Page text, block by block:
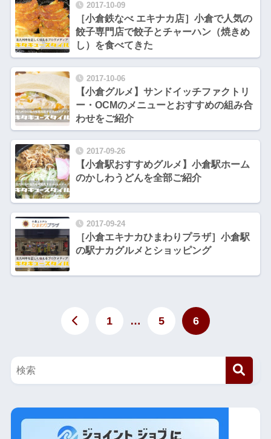
2017-10-09
［小倉鉄なべ エキナカ店］小倉で人気の
餃子専門店で餃子とチャーハン（焼きめ
し）を食べてきた
2017-10-06
【小倉グルメ】サンドイッチファクトリ
ー・OCMのメニューとおすすめの組み合
わせをご紹介
2017-09-26
【小倉駅おすすめグルメ】小倉駅ホーム
のかしわうどんを全部ご紹介
2017-09-24
［小倉エキナカひまわりプラザ］小倉駅
の駅ナカグルメとショッピング
1 … 5 6